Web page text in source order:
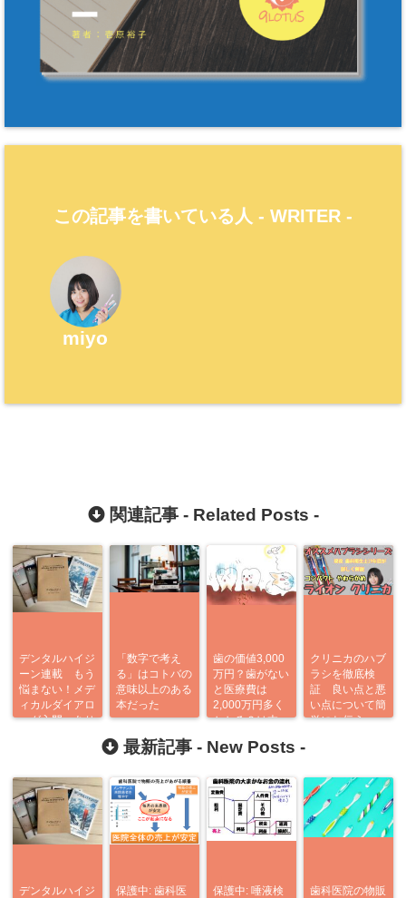
この記事を書いている人 - WRITER -
miyo
関連記事 - Related Posts -
デンタルハイジ
ーン連載 もう
悩まない！メデ
ィカルダイアロ
ーグ入門 あり
「数字で考え
る」はコトバの
意味以上のある
本だった
歯の価値3,000
万円？歯がない
と医療費は
2,000万円多く
かかる？は本
クリニカのハブ
ラシを徹底検
証 良い点と悪
い点について簡
単にお伝え
最新記事 - New Posts -
デンタルハイジ 保護中: 歯科医 保護中: 唾液検 歯科医院の物販